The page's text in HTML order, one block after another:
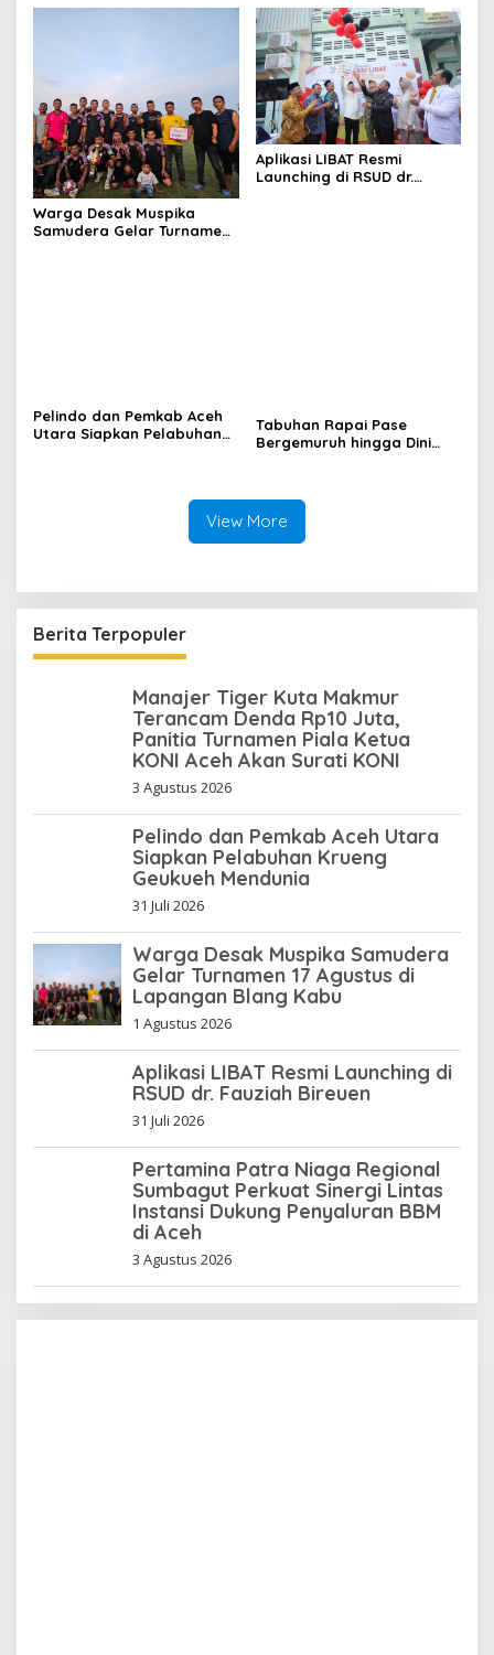
Warga Desak Muspika
Samudera Gelar Turnamen
Aplikasi LIBAT Resmi
Launching di RSUD dr.
Pelindo dan Pemkab Aceh
Utara Siapkan Pelabuhan
Tabuhan Rapai Pase
Bergemuruh hingga Dini
View More
Berita Terpopuler
Manajer Tiger Kuta Makmur
Terancam Denda Rp10 Juta,
Panitia Turnamen Piala Ketua
KONI Aceh Akan Surati KONI
3 Agustus 2026
Pelindo dan Pemkab Aceh Utara
Siapkan Pelabuhan Krueng
Geukueh Mendunia
31 Juli 2026
Warga Desak Muspika Samudera
Gelar Turnamen 17 Agustus di
Lapangan Blang Kabu
1 Agustus 2026
Aplikasi LIBAT Resmi Launching di
RSUD dr. Fauziah Bireuen
31 Juli 2026
Pertamina Patra Niaga Regional
Sumbagut Perkuat Sinergi Lintas
Instansi Dukung Penyaluran BBM
di Aceh
3 Agustus 2026